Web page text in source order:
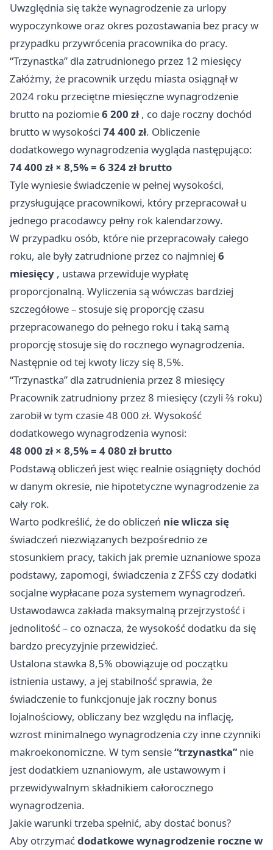
Uwzględnia się także wynagrodzenie za urlopy
wypoczynkowe oraz okres pozostawania bez pracy w
przypadku przywrócenia pracownika do pracy.
“Trzynastka” dla zatrudnionego przez 12 miesięcy
Załóżmy, że pracownik urzędu miasta osiągnął w
2024 roku przeciętne miesięczne wynagrodzenie
brutto na poziomie6 200 zł , co daje roczny dochód
brutto w wysokości 74 400 zł. Obliczenie
dodatkowego wynagrodzenia wygląda następująco:
74 400 zł × 8,5% = 6 324 zł brutto
Tyle wyniesie świadczenie w pełnej wysokości,
przysługujące pracownikowi, który przepracował u
jednego pracodawcy pełny rok kalendarzowy.
W przypadku osób, które nie przepracowały całego
roku, ale były zatrudnione przez co najmniej 6
miesięcy , ustawa przewiduje wypłatę
proporcjonalną. Wyliczenia są wówczas bardziej
szczegółowe – stosuje się proporcję czasu
przepracowanego do pełnego roku i taką samą
proporcję stosuje się do rocznego wynagrodzenia.
Następnie od tej kwoty liczy się 8,5%.
“Trzynastka” dla zatrudnienia przez 8 miesięcy
Pracownik zatrudniony przez 8 miesięcy (czyli ⅔ roku)
zarobił w tym czasie 48 000 zł. Wysokość
dodatkowego wynagrodzenia wynosi:
48 000 zł × 8,5% = 4 080 zł brutto
Podstawą obliczeń jest więc realnie osiągnięty dochód
w danym okresie, nie hipotetyczne wynagrodzenie za
cały rok.
Warto podkreślić, że do obliczeń nie wlicza się
świadczeń niezwiązanych bezpośrednio ze
stosunkiem pracy, takich jak premie uznaniowe spoza
podstawy, zapomogi, świadczenia z ZFŚS czy dodatki
socjalne wypłacane poza systemem wynagrodzeń.
Ustawodawca zakłada maksymalną przejrzystość i
jednolitość – co oznacza, że wysokość dodatku da się
bardzo precyzyjnie przewidzieć.
Ustalona stawka 8,5% obowiązuje od początku
istnienia ustawy, a jej stabilność sprawia, że
świadczenie to funkcjonuje jak roczny bonus
lojalnościowy, obliczany bez względu na inflację,
wzrost minimalnego wynagrodzenia czy inne czynniki
makroekonomiczne. W tym sensie“trzynastka”nie
jest dodatkiem uznaniowym, ale ustawowym i
przewidywalnym składnikiem całorocznego
wynagrodzenia.
Jakie warunki trzeba spełnić, aby dostać bonus?
Aby otrzymaćdodatkowe wynagrodzenie roczne w